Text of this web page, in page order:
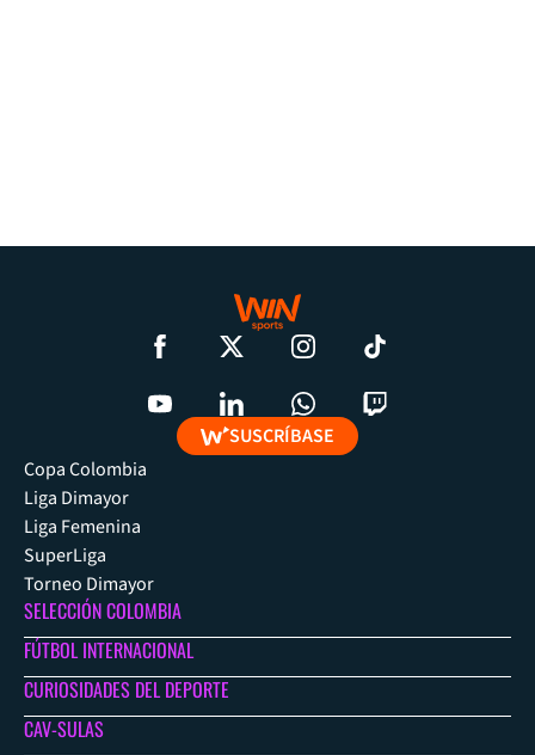
SUSCRÍBASE
Copa Colombia
Liga Dimayor
Liga Femenina
SuperLiga
Torneo Dimayor
SELECCIÓN COLOMBIA
FÚTBOL INTERNACIONAL
CURIOSIDADES DEL DEPORTE
CAV-SULAS